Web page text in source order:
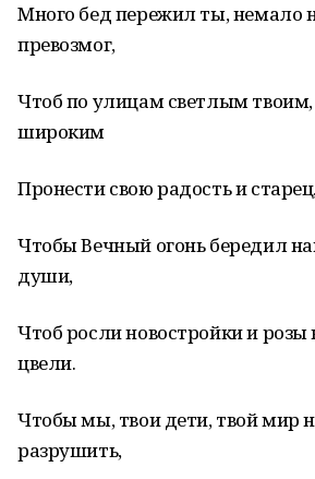
Много бед пережил ты, немало
превозмог,
Чтоб по улицам светлым
широким
Пронести свою радость и
Чтобы Вечный огонь бередил
души,
Чтоб росли новостройки и
цвели.
Чтобы мы, твои дети, твой мир
разрушить,